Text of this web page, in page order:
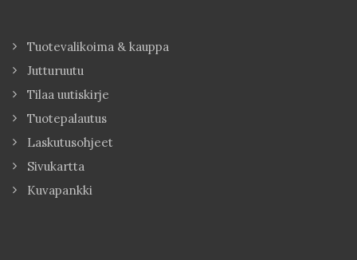
Tuotevalikoima & kauppa
Jutturuutu
Tilaa uutiskirje
Tuotepalautus
Laskutusohjeet
Sivukartta
Kuvapankki